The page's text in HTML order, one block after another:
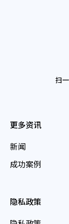
扫
更多资讯
新闻
成功案例
隐私政策